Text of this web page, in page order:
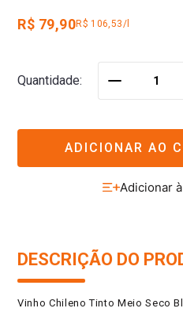
R$ 79,90R$ 106,53/l
Quantidade
ADICIONAR AO
DESCRIÇÃO DO
Vinho Chileno Tinto Meio Seco